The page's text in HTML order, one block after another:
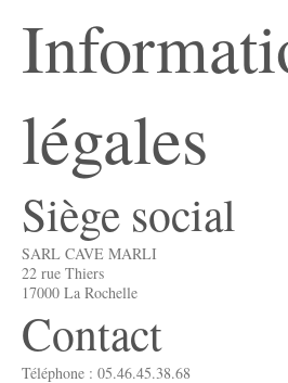
légales
Siège social
SARL CAVE MARLI
22 rue Thiers
17000 La Rochelle
Contact
Téléphone : 05.46.45.38.68